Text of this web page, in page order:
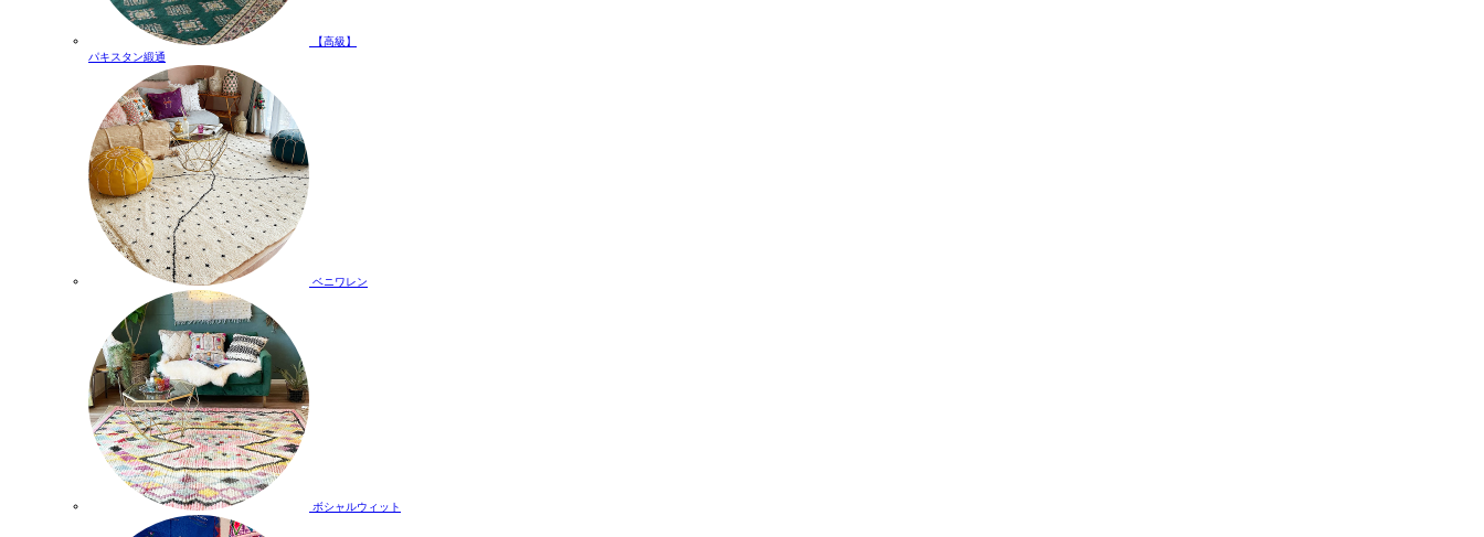
【高級】
パキスタン緞通
ベニワレン
ボシャルウィット